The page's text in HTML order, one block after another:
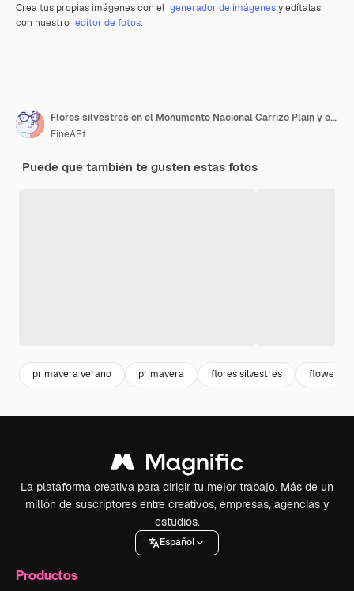
Crea tus propias imágenes con el generador de imágenesy edítalas
con nuestro editor de fotos.
Flores silvestres en el Monumento Nacional Carrizo Plain y el lago Soda
FineARt
Puede que también te gusten estas fotos
primavera verano primavera flores silvestres flower
La plataforma creativa para dirigir tu mejor trabajo. Más de un
millón de suscriptores entre creativos, empresas, agencias y
estudios.
Español
Productos